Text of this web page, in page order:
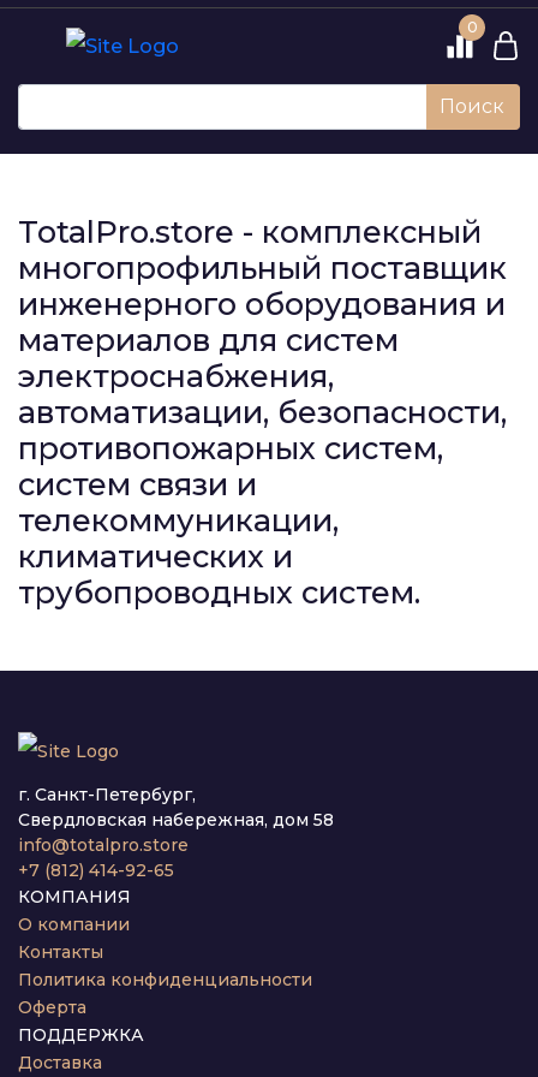
0
Поиск
TotalPro.store - комплексный
многопрофильный поставщик
инженерного оборудования и
материалов для систем
электроснабжения,
автоматизации, безопасности,
противопожарных систем,
систем связи и
телекоммуникации,
климатических и
трубопроводных систем.
г. Санкт-Петербург,
Свердловская набережная, дом 58
info@totalpro.store
+7 (812) 414-92-65
КОМПАНИЯ
О компании
Контакты
Политика конфиденциальности
Оферта
ПОДДЕРЖКА
Доставка